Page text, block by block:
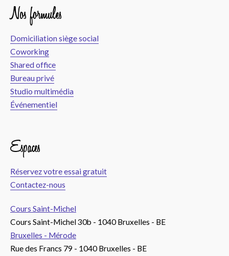
Nos formules
Domiciliation siège social
Coworking
Shared office
Bureau privé
Studio multimédia
Événementiel
Espaces
Réservez votre essai gratuit
Contactez-nous
Cours Saint-Michel
Cours Saint-Michel 30b - 1040 Bruxelles - BE
Bruxelles - Mérode
Rue des Francs 79 - 1040 Bruxelles - BE